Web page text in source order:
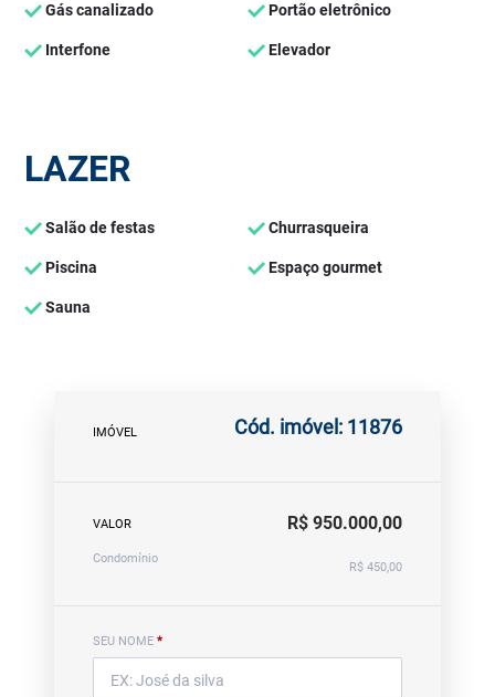
Gás canalizado Portão eletrônico
Interfone Elevador
LAZER
Salão de festas Churrasqueira
Piscina Espaço gourmet
Sauna
IMÓVEL Cód. imóvel: 11876
VALOR R$ 950.000,00
Condomínio
R$ 450,00
SEU NOME *